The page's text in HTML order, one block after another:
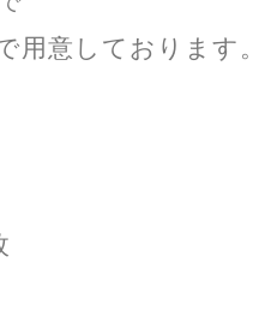
用意しております。